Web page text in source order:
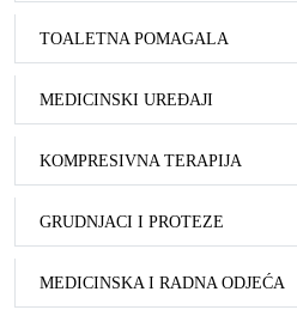
TOALETNA POMAGALA
MEDICINSKI UREĐAJI
KOMPRESIVNA TERAPIJA
GRUDNJACI I PROTEZE
MEDICINSKA I RADNA ODJEĆA